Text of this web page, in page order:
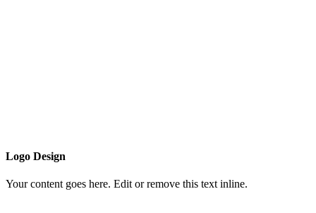
Logo Design
Your content goes here. Edit or remove this text inline.